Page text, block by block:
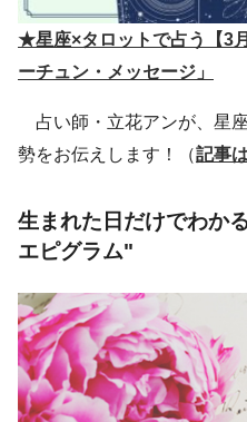
★星座×タロットで占う【3
ーチュン・メッセージ」
占い師・立花アンが、星
勢をお伝えします！（記事
生まれた日だけでわか
エピグラム"